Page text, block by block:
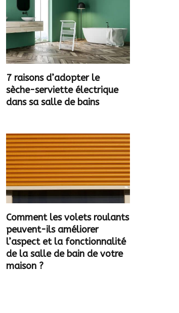
7 raisons d’adopter le
sèche-serviette électrique
dans sa salle de bains
Comment les volets roulants
peuvent-ils améliorer
l’aspect et la fonctionnalité
de la salle de bain de votre
maison ?